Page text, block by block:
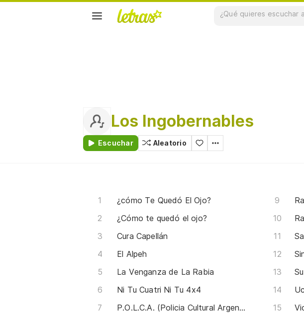
Los Ingobernables
Escuchar Aleatorio
¿cómo Te Quedó El Ojo?
¿Cómo te quedó el ojo?
Cura Capellán
El Alpeh
La Venganza de La Rabia
Ni Tu Cuatri Ni Tu 4x4
P.O.L.C.A. (Policia Cultural Argentina)